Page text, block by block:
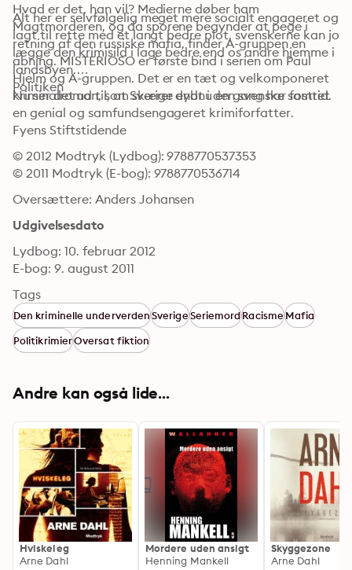
Hvad er det, han vil? Medierne døber ham
Magtmorderen, og da sporene begynder at pege i
retning af den russiske mafia, finder A-gruppen en
åbning. MISTERIOSO er første bind i serien om Paul
Hjelm og A-gruppen. Det er en tæt og velkomponeret
kriminalroman, som skærer dybt i den svenske samtid.
Alt her er selvfølgelig meget mere socialt engageret og
lagt til rette med et langt bedre plot, svenskerne kan jo
lægge den krimisild i lage bedre end os andre hjem­me i
landsbyen.
Politiken
Nu ser det ud til, at Sverige endnu en gang har fostret
en genial og samfundsenga­geret krimiforfatter.
Fyens Stiftstidende
© 2012 Modtryk (Lydbog): 9788770537353
© 2011 Modtryk (E-bog): 9788770536714
Oversættere: Anders Johansen
Udgivelsesdato
Lydbog: 10. februar 2012
E-bog: 9. august 2011
Tags
Den kriminelle underverdenSverigeSeriemordRacismeMafia
PolitikrimierOversat fiktion
Andre kan også lide...
Hviskeleg
Arne Dahl
Mordere uden ansigt
Henning Mankell
Skyggezone
Arne Dahl